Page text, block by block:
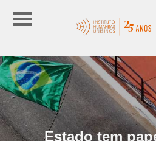
Estado tem